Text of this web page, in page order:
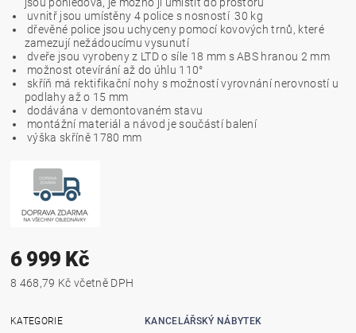
uvnitř jsou umístěny 4 police s nosností 30 kg
dřevěné police jsou uchyceny pomocí kovových trnů, které
zamezují nežádoucímu vysunutí
dveře jsou vyrobeny z LTD o síle 18 mm s ABS hranou 2 mm
možnost otevírání až do úhlu 110°
skříň má rektifikační nohy s možností vyrovnání nerovností u
podlahy až o 15 mm
dodávána v demontovaném stavu
montážní materiál a návod je součástí balení
výška skříně 1780 mm
6 999 Kč
8 468,79 Kč včetně DPH
KATEGORIE
KANCELÁŘSKÝ NÁBYTEK